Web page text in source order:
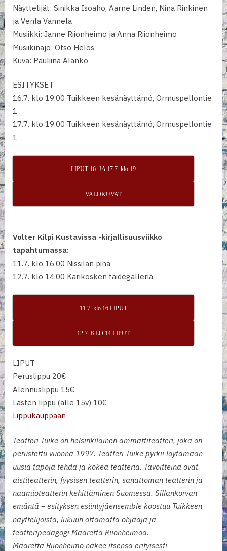
Näyttelijät: Sinikka Isoaho, Aarne Linden, Nina Rinkinen
ja Venla Vannela
Musiikki: Janne Riionheimo ja Anna Riionheimo
Musiikinajo: Otso Helos
Kuva: Pauliina Alanko
ESITYKSET
16.7. klo 19.00 Tuikkeen kesänäyttämö, Ormuspellontie
1
17.7. klo 19.00 Tuikkeen kesänäyttämö, Ormuspellontie
1
LIPUT 16. JA 17.7. klo 19
VALOKUVAT
Volter Kilpi Kustavissa -kirjallisuusviikko
tapahtumassa:
11.7. klo 16.00 Nissilän piha
12.7. klo 14.00 Karikosken taidegalleria
11.7. klo 16 LIPUT
12.7. KLO 14 LIPUT
LIPUT
Peruslippu 20€
Alennuslippu 15€
Lasten lippu (alle 15v) 10€
Lippukauppaan
Teatteri Tuike on helsinkiläinen ammattiteatteri, joka on
perustettu vuonna 1997. Teatteri Tuike pyrkii löytämään
uusia tapoja tehdä ja kokea teatteria. Tavoitteina ovat
aistiteatterin, fyysisen teatterin, sanattoman teatterin ja
naamioteatterin kehittäminen Suomessa. Sillankorvan
emäntä – esityksen esiintyjäensemble koostuu Tuikkeen
näyttelijöistä, lukuun ottamatta ohjaaja ja
teatteripedagogi Maaretta Riionheimoa.
Maaretta Riionheimo näkee itsensä erityisesti